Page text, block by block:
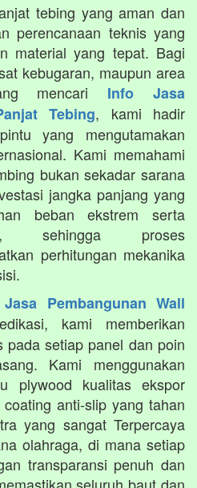
tebing yang aman dan
perencanaan teknis yang
material yang tepat. Bagi
kebugaran, maupun area
mencari Info Jasa
Tebing, kami hadir
yang mengutamakan
Kami memahami
bukan sekadar sarana
jangka panjang yang
beban ekstrem serta
sehingga proses
perhitungan mekanika
Pembangunan Wall
kami memberikan
pada setiap panel dan poin
Kami menggunakan
plywood kualitas ekspor
anti-slip yang tahan
yang sangat Terpercaya
olahraga, di mana setiap
transparansi penuh dan
seluruh baut dan